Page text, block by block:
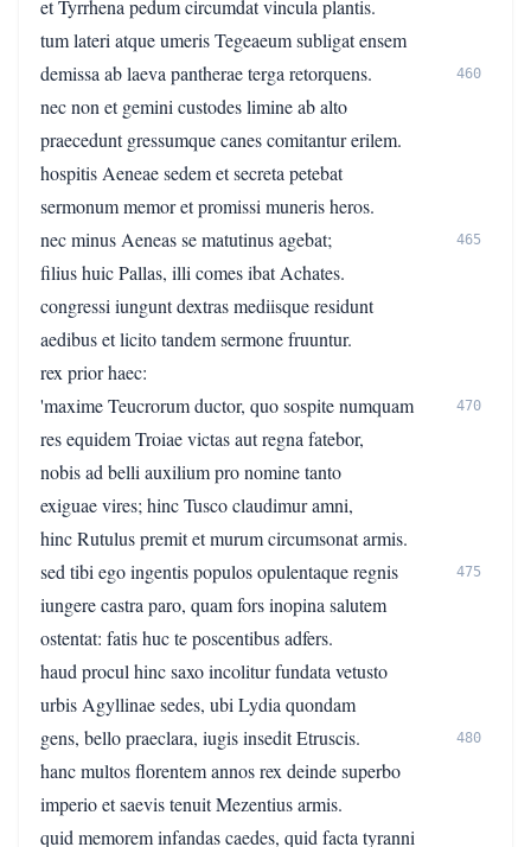
et Tyrrhena pedum circumdat vincula plantis.
tum lateri atque umeris Tegeaeum subligat ensem
demissa ab laeva pantherae terga retorquens.
460
nec non et gemini custodes limine ab alto
praecedunt gressumque canes comitantur erilem.
hospitis Aeneae sedem et secreta petebat
sermonum memor et promissi muneris heros.
nec minus Aeneas se matutinus agebat;
465
filius huic Pallas, illi comes ibat Achates.
congressi iungunt dextras mediisque residunt
aedibus et licito tandem sermone fruuntur.
rex prior haec:
'maxime Teucrorum ductor, quo sospite numquam
470
res equidem Troiae victas aut regna fatebor,
nobis ad belli auxilium pro nomine tanto
exiguae vires; hinc Tusco claudimur amni,
hinc Rutulus premit et murum circumsonat armis.
sed tibi ego ingentis populos opulentaque regnis
475
iungere castra paro, quam fors inopina salutem
ostentat: fatis huc te poscentibus adfers.
haud procul hinc saxo incolitur fundata vetusto
urbis Agyllinae sedes, ubi Lydia quondam
gens, bello praeclara, iugis insedit Etruscis.
480
hanc multos florentem annos rex deinde superbo
imperio et saevis tenuit Mezentius armis.
quid memorem infandas caedes, quid facta tyranni